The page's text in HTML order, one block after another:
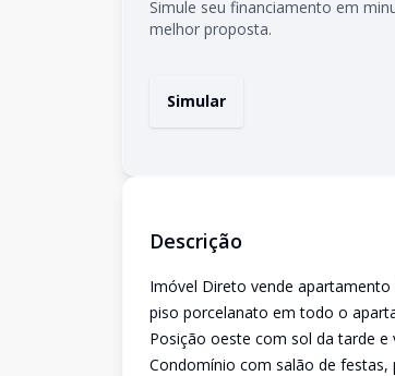
Simule seu financiamento em
melhor proposta.
Simular
Descrição
Imóvel Direto vende
piso porcelanato em todo o
Posição oeste com sol da tarde e
Condomínio com salão de festas,